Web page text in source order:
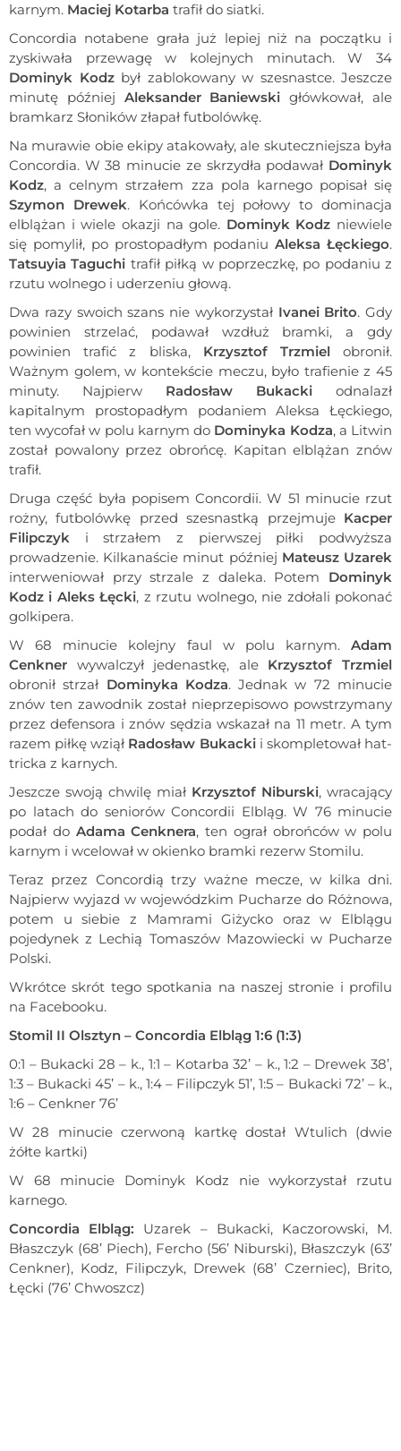
karnym. Maciej Kotarba trafił do siatki.
Concordia notabene grała już lepiej niż na początku i
zyskiwała przewagę w kolejnych minutach. W 34
Dominyk Kodzbył zablokowany w szesnastce. Jeszcze
minutę później Aleksander Baniewski główkował, ale
bramkarz Słoników złapał futbolówkę.
Na murawie obie ekipy atakowały, ale skuteczniejsza była
Concordia. W 38 minucie ze skrzydła podawał Dominyk
Kodz, a celnym strzałem zza pola karnego popisał się
Szymon Drewek. Końcówka tej połowy to dominacja
elblążan i wiele okazji na gole. Dominyk Kodz niewiele
się pomylił, po prostopadłym podaniuAleksa Łęckiego.
Tatsuyia Taguchi trafił piłką w poprzeczkę, po podaniu z
rzutu wolnego i uderzeniu głową.
Dwa razy swoich szans nie wykorzystał Ivanei Brito. Gdy
powinien strzelać, podawał wzdłuż bramki, a gdy
powinien trafić z bliska, Krzysztof Trzmielobronił.
Ważnym golem, w kontekście meczu, było trafienie z 45
minuty. Najpierw Radosław Bukacki odnalazł
kapitalnym prostopadłym podaniem Aleksa Łęckiego,
ten wycofał w polu karnym do Dominyka Kodza, a Litwin
został powalony przez obrońcę. Kapitan elblążan znów
trafił.
Druga część była popisem Concordii. W 51 minucie rzut
rożny, futbolówkę przed szesnastką przejmuje Kacper
Filipczyk i strzałem z pierwszej piłki podwyższa
prowadzenie. Kilkanaście minut później Mateusz Uzarek
interweniował przy strzale z daleka. Potem Dominyk
Kodz i Aleks Łęcki, z rzutu wolnego, nie zdołali pokonać
golkipera.
W 68 minucie kolejny faul w polu karnym. Adam
Cenkner wywalczył jedenastkę, ale Krzysztof Trzmiel
obronił strzał Dominyka Kodza. Jednak w 72 minucie
znów ten zawodnik został nieprzepisowo powstrzymany
przez defensora i znów sędzia wskazał na 11 metr. A tym
razem piłkę wziął Radosław Bukackii skompletował hat-
tricka z karnych.
Jeszcze swoją chwilę miał Krzysztof Niburski, wracający
po latach do seniorów Concordii Elbląg. W 76 minucie
podał do Adama Cenknera, ten ograł obrońców w polu
karnym i wcelował w okienko bramki rezerw Stomilu.
Teraz przez Concordią trzy ważne mecze, w kilka dni.
Najpierw wyjazd w wojewódzkim Pucharze do Różnowa,
potem u siebie z Mamrami Giżycko oraz w Elblągu
pojedynek z Lechią Tomaszów Mazowiecki w Pucharze
Polski.
Wkrótce skrót tego spotkania na naszej stronie i profilu
na Facebooku.
Stomil II Olsztyn – Concordia Elbląg 1:6 (1:3)
0:1 – Bukacki 28 – k., 1:1 – Kotarba 32’ – k., 1:2 – Drewek 38’,
1:3 – Bukacki 45’ – k., 1:4 – Filipczyk 51’, 1:5 – Bukacki 72’ – k.,
1:6 – Cenkner 76’
W 28 minucie czerwoną kartkę dostał Wtulich (dwie
żółte kartki)
W 68 minucie Dominyk Kodz nie wykorzystał rzutu
karnego.
Concordia Elbląg: Uzarek – Bukacki, Kaczorowski, M.
Błaszczyk (68’ Piech), Fercho (56’ Niburski), Błaszczyk (63’
Cenkner), Kodz, Filipczyk, Drewek (68’ Czerniec), Brito,
Łęcki (76’ Chwoszcz)